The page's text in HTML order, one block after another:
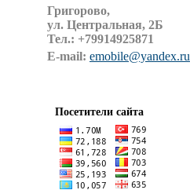
Григорово,
ул. Центральная, 2Б
Тел.: +79914925871
E-mail: emobile@yandex.ru
Посетители сайта